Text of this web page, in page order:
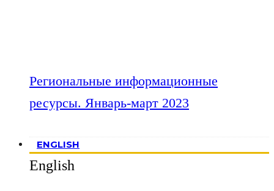
Региональные информационные
ресурсы. Январь-март 2023
ENGLISH
English